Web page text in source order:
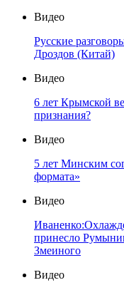
Видео
Русские
Дроздов (Китай)
Видео
6 лет Крымской
признания?
Видео
5 лет Минским
формата»
Видео
принесло
Змеиного
Видео